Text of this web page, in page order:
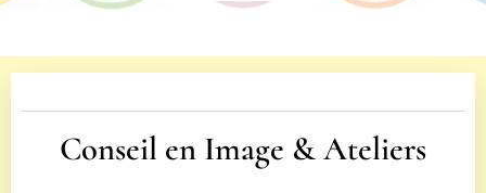
Conseil en Image & Ateliers